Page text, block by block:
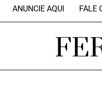
ANUNCIE AQUI FALE